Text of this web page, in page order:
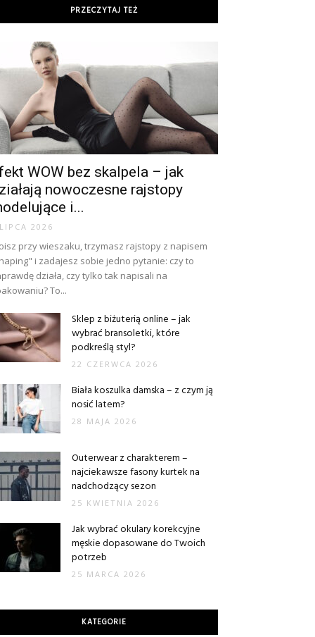
PRZECZYTAJ TEŻ
WOW bez skalpela – jak
nowoczesne rajstopy
i...
2026
przy wieszaku, trzymasz rajstopy z napisem
i zadajesz sobie jedno pytanie: czy to
działa, czy tylko tak napisali na
To...
Sklep z biżuterią online – jak
wybrać bransoletki, które
podkreślą styl?
22 CZERWCA 2026
Biała koszulka damska – z czym ją
nosić latem?
28 MAJA 2026
Outerwear z charakterem –
najciekawsze fasony kurtek na
nadchodzący sezon
25 KWIETNIA 2026
Jak wybrać okulary korekcyjne
męskie dopasowane do Twoich
potrzeb
25 MARCA 2026
KATEGORIE